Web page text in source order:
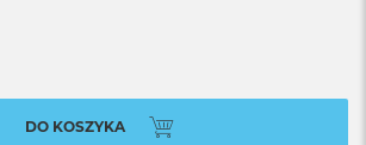
DO KOSZYKA